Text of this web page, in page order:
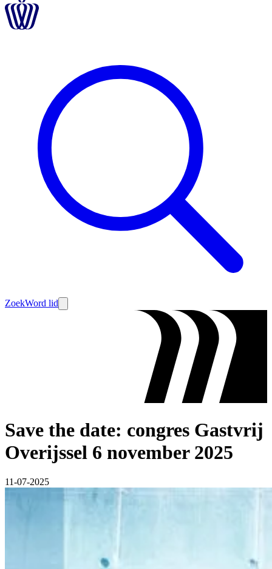
ZoekWord lid
Save the date: congres Gastvrij
Overijssel 6 november 2025
11-07-2025